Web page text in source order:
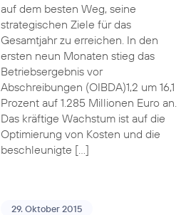
auf dem besten Weg, seine
strategischen Ziele für das
Gesamtjahr zu erreichen. In den
ersten neun Monaten stieg das
Betriebsergebnis vor
Abschreibungen (OIBDA)1,2 um 16,1
Prozent auf 1.285 Millionen Euro an.
Das kräftige Wachstum ist auf die
Optimierung von Kosten und die
beschleunigte […]
29. Oktober 2015